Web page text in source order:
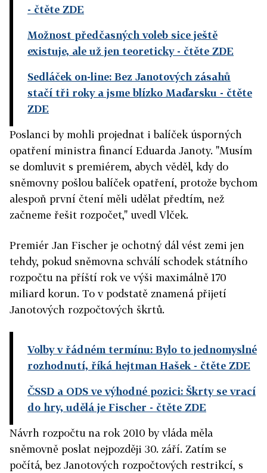
- čtěte ZDE
Možnost předčasných voleb sice ještě
existuje, ale už jen teoreticky- čtěte ZDE
Sedláček on-line: Bez Janotových zásahů
stačí tři roky a jsme blízko Maďarsku - čtěte
ZDE
Poslanci by mohli projednat i balíček úsporných
opatření ministra financí Eduarda Janoty. "Musím
se domluvit s premiérem, abych věděl, kdy do
sněmovny pošlou balíček opatření, protože bychom
alespoň první čtení měli udělat předtím, než
začneme řešit rozpočet," uvedl Vlček.
Premiér Jan Fischer je ochotný dál vést zemi jen
tehdy, pokud sněmovna schválí schodek státního
rozpočtu na příští rok ve výši maximálně 170
miliard korun. To v podstatě znamená přijetí
Janotových rozpočtových škrtů.
Volby v řádném termínu: Bylo to jednomyslné
rozhodnutí, říká hejtman Hašek - čtěte ZDE
ČSSD a ODS ve výhodné pozici: Škrty se vrací
do hry, udělá je Fischer - čtěte ZDE
Návrh rozpočtu na rok 2010 by vláda měla
sněmovně poslat nejpozději 30. září. Zatím se
počítá, bez Janotových rozpočtových restrikcí, s